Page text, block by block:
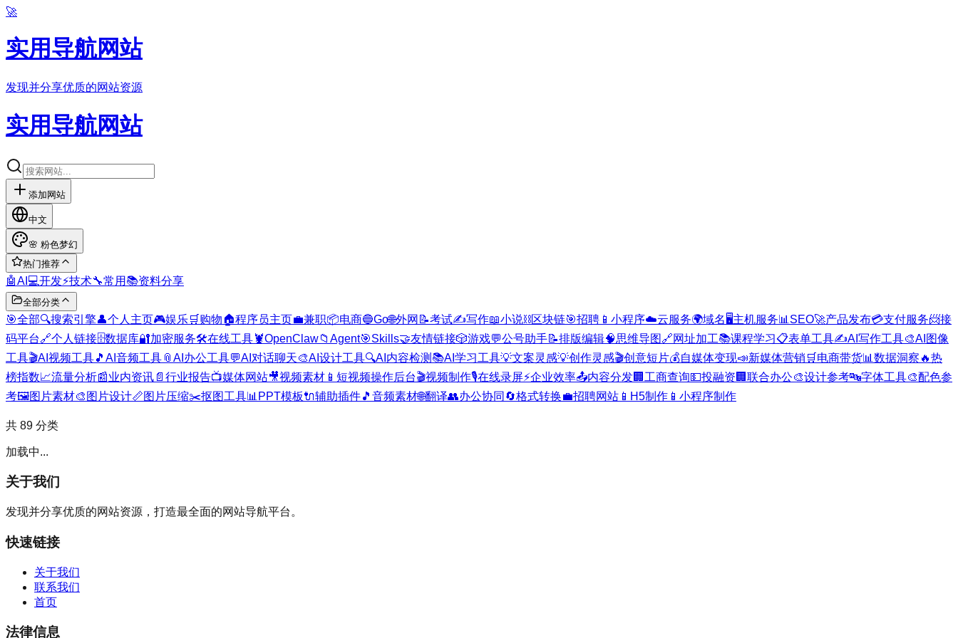
🚀
实用导航网站
发现并分享优质的网站资源
实用导航网站
添加网站
中文
🌸 粉色梦幻
热门推荐
🤖AI 💻开发⚡技术🔧常用 📚资料分享
全部分类
🎯全部🔍搜索引擎👤个人主页🎮娱乐🛒 购物🏠程序员主页💼兼职📦电商🔵Go🌐外网 📝考试✍️写作📖小说⛓️区块链🎯招聘 📱 小程序☁️云服务🌍域名 🖥️主机服务📊 SEO🚀产品发布💳支付服务📨接
码平台🔗个人链接🗄️数据库🔐加密服务🛠️在线工具🦞OpenClaw📁 Agent🎯Skills🤝友情链接🎲游戏💬公号助手📝排版编辑🧠思维导图🔗网址加工📚课程学习📋表单工具✍️AI写作工具🎨AI图像
工具🎬AI视频工具🎵 AI音频工具 📎 AI办公工具💬AI对话聊天🎨AI设计工具🔍AI内容检测 📚AI学习工具💡文案灵感💡创作灵感🎬创意短片💰自媒体变现📣新媒体营销 🛒 电商带货📊 数据洞察 🔥热
榜指数📈流量分析📰业内资讯 📄 行业报告📺媒体网站🎥视频素材 📱 短视频操作后台🎬视频制作🎙️在线录屏⚡企业效率📤内容分发🏢 工商查询💵投融资 🏢 联合办公🎨设计参考🔤字体工具🎨配色参
考🖼️图片素材🎨 图片设计📏图片压缩✂️抠图工具📊 PPT模板🔌辅助插件🎵 音频素材🌐翻译👥办公协同 🔄格式转换💼招聘网站 📱 H5制作 📱 小程序制作
共 89 分类
加载中...
关于我们
发现并分享优质的网站资源，打造最全面的网站导航平台。
快速链接
关于我们
联系我们
首页
法律信息